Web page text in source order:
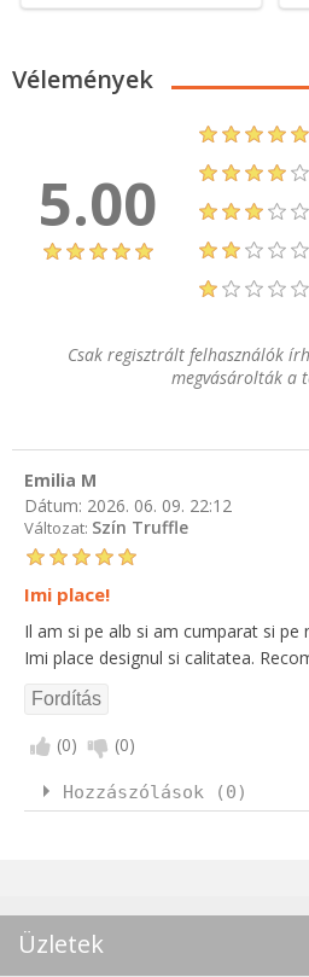
Vélemények
5.00
Csak regisztrált felhasználók
megvásárolták a
Emilia M
Dátum: 2026. 06. 09. 22:12
Változat: Szín Truffle
Imi place!
Il am si pe alb si am cumparat si pe
Imi place designul si calitatea.
(0) (0)
Hozzászólások (0)
Üzletek